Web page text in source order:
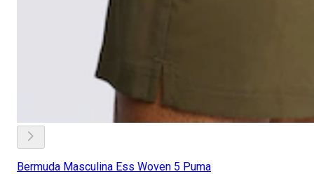
Bermuda Masculina Ess Woven 5 Puma